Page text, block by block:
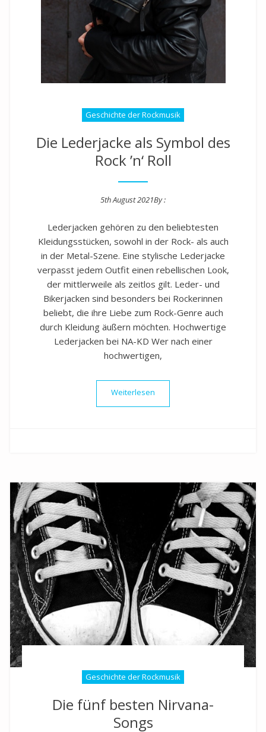
Geschichte der Rockmusik
Die Lederjacke als Symbol des
Rock ’n‘ Roll
5th August 2021By :
Lederjacken gehören zu den beliebtesten
Kleidungsstücken, sowohl in der Rock- als auch
in der Metal-Szene. Eine stylische Lederjacke
verpasst jedem Outfit einen rebellischen Look,
der mittlerweile als zeitlos gilt. Leder- und
Bikerjacken sind besonders bei Rockerinnen
beliebt, die ihre Liebe zum Rock-Genre auch
durch Kleidung äußern möchten. Hochwertige
Lederjacken bei NA-KD Wer nach einer
hochwertigen,
Geschichte der Rockmusik
Die fünf besten Nirvana-
Songs